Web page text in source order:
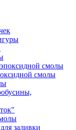
смолы
смолы
заливки